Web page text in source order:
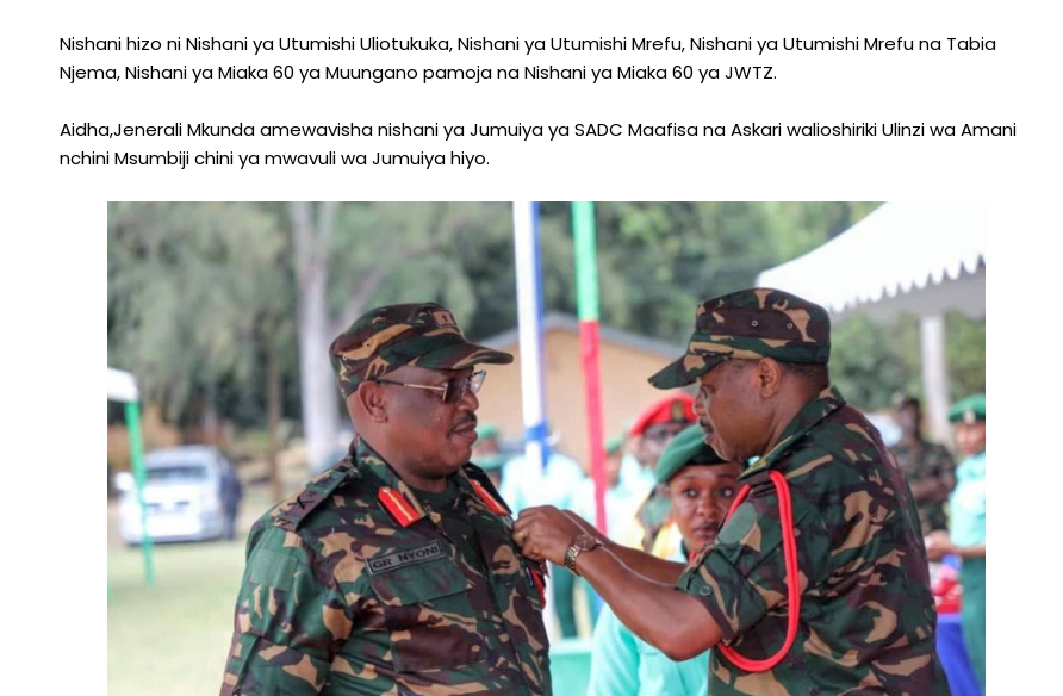
Nishani hizo ni Nishani ya Utumishi Uliotukuka, Nishani ya Utumishi Mrefu, Nishani ya Utumishi Mrefu na Tabia
Njema, Nishani ya Miaka 60 ya Muungano pamoja na Nishani ya Miaka 60 ya JWTZ.
Aidha,Jenerali Mkunda amewavisha nishani ya Jumuiya ya SADC Maafisa na Askari walioshiriki Ulinzi wa Amani
nchini Msumbiji chini ya mwavuli wa Jumuiya hiyo.